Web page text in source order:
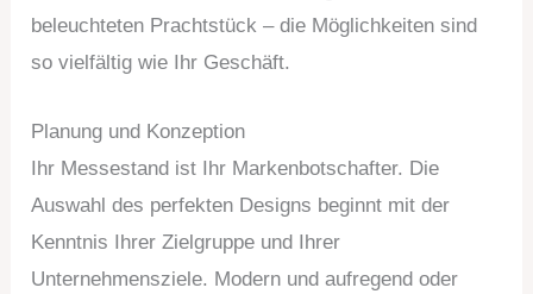
beleuchteten Prachtstück – die Möglichkeiten sind
so vielfältig wie Ihr Geschäft.
Planung und Konzeption
Ihr Messestand ist Ihr Markenbotschafter. Die
Auswahl des perfekten Designs beginnt mit der
Kenntnis Ihrer Zielgruppe und Ihrer
Unternehmensziele. Modern und aufregend oder